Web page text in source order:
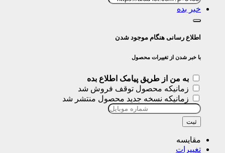
خبر بده
اطلاع رسانی هنگام موجود شدن
با خبر شدن از تغییرات محصول
به من از طریق پیامک اطلاع بده
زمانیکه محصول توقف فروش شد
زمانیکه نسخه جدید محصول منتشر شد
ثبت
مقایسه
تغییرات